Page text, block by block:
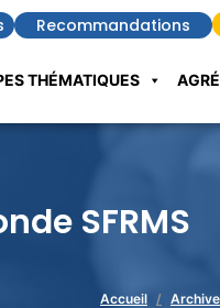
Recommandations
THÉMATIQUES
Accueil
SFRMS